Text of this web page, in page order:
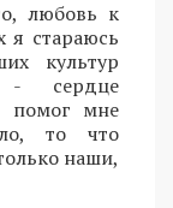
любовь к
я стараюсь
культур
- сердце
помог мне
то что
наши,